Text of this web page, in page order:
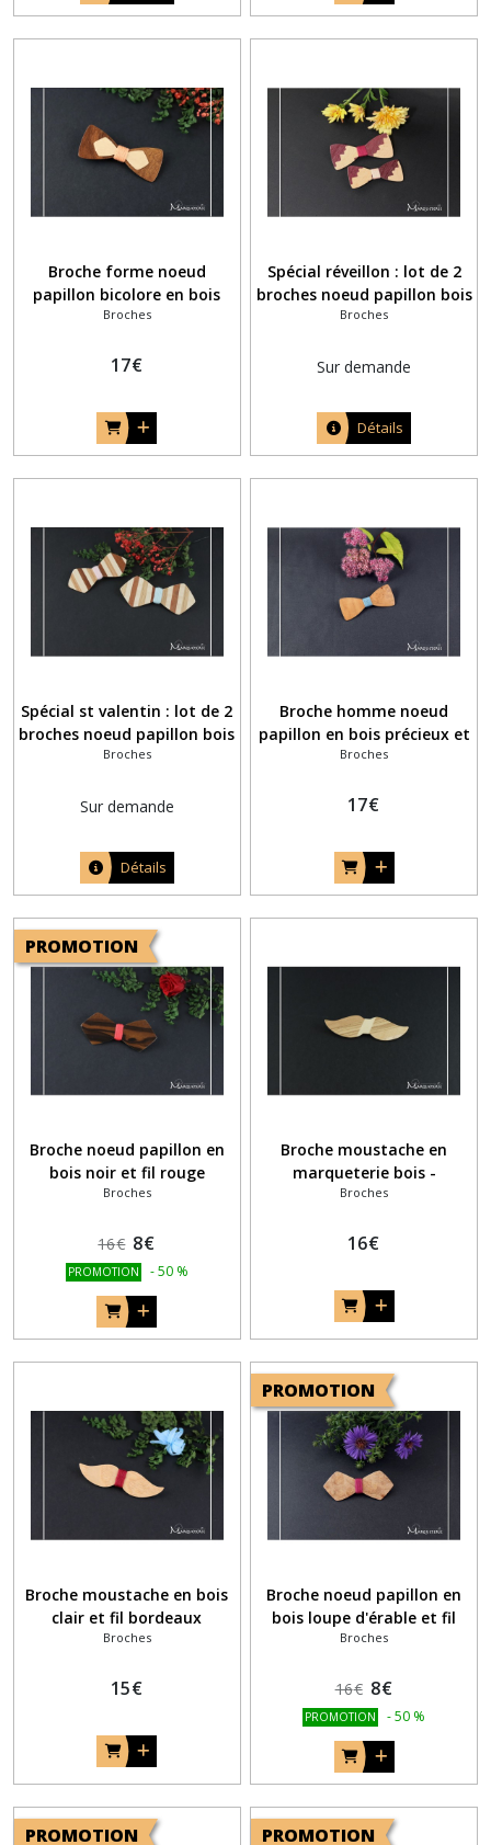
Broche forme noeud
papillon bicolore en bois
Broches
17€
Spécial réveillon : lot de 2
broches noeud papillon bois
assorties pour homme et
Broches
Sur demande
Détails
Spécial st valentin : lot de 2
broches noeud papillon bois
assorties pour homme et
Broches
Sur demande
Détails
Broche homme noeud
papillon en bois précieux et
fil coton bleu
Broches
17€
PROMOTION
Broche noeud papillon en
bois noir et fil rouge
Broches
16€ 8€
PROMOTION -50 %
Broche moustache en
marqueterie bois -
Patchwork de bois
Broches
16€
Broche moustache en bois
clair et fil bordeaux
Broches
15€
PROMOTION
Broche noeud papillon en
bois loupe d'érable et fil
rouge bordeaux
Broches
16€ 8€
PROMOTION -50 %
PROMOTION PROMOTION